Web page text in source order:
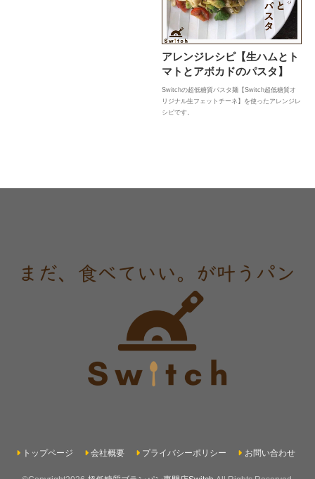
アレンジレシピ【生ハムとト
マトとアボカドのパスタ】
Switchの超低糖質パスタ麺【Switch超低糖質オ
リジナル生フェットチーネ】を使ったアレンジレ
シピです。
トップページ 会社概要 プライバシーポリシー お問い合わせ